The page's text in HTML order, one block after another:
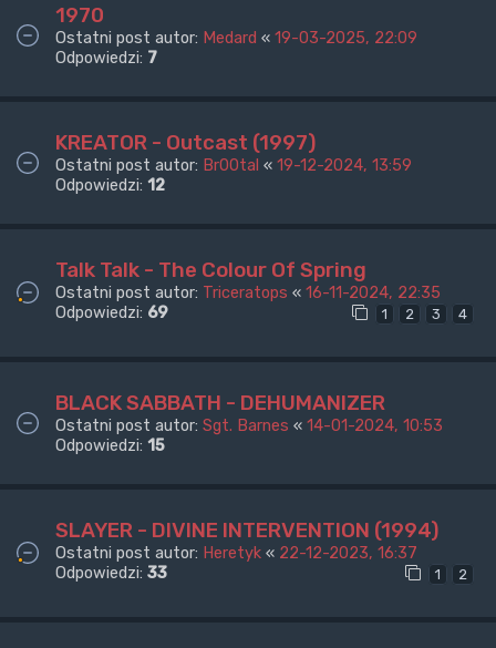
1970
Ostatni post autor: Medard « 19-03-2025, 22:09
Odpowiedzi: 7
KREATOR - Outcast (1997)
Ostatni post autor: Br00tal « 19-12-2024, 13:59
Odpowiedzi: 12
Talk Talk - The Colour Of Spring
Ostatni post autor: Triceratops « 16-11-2024, 22:35
Odpowiedzi: 69 1 2 3 4
BLACK SABBATH - DEHUMANIZER
Ostatni post autor: Sgt. Barnes « 14-01-2024, 10:53
Odpowiedzi: 15
SLAYER - DIVINE INTERVENTION (1994)
Ostatni post autor: Heretyk « 22-12-2023, 16:37
Odpowiedzi: 33 1 2